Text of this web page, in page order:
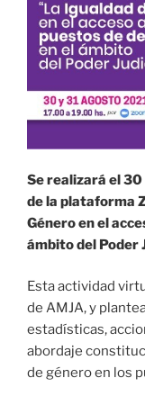
Se realizará el 30
de la plataforma
Género en el
ámbito del Poder
Esta actividad
de AMJA, y
estadísticas,
abordaje
de género en los